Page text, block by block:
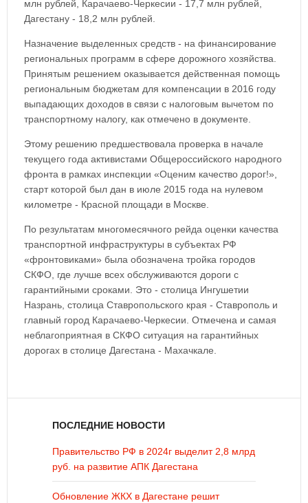
млн рублей, Карачаево-Черкесии - 17,7 млн рублей,
Дагестану - 18,2 млн рублей.
Назначение выделенных средств - на финансирование
региональных программ в сфере дорожного хозяйства.
Принятым решением оказывается действенная помощь
региональным бюджетам для компенсации в 2016 году
выпадающих доходов в связи с налоговым вычетом по
транспортному налогу, как отмечено в документе.
Этому решению предшествовала проверка в начале
текущего года активистами Общероссийского народного
фронта в рамках инспекции «Оценим качество дорог!»,
старт которой был дан в июле 2015 года на нулевом
километре - Красной площади в Москве.
По результатам многомесячного рейда оценки качества
транспортной инфраструктуры в субъектах РФ
«фронтовиками» была обозначена тройка городов
СКФО, где лучше всех обслуживаются дороги с
гарантийными сроками. Это - столица Ингушетии
Назрань, столица Ставропольского края - Ставрополь и
главный город Карачаево-Черкесии. Отмечена и самая
неблагоприятная в СКФО ситуация на гарантийных
дорогах в столице Дагестана - Махачкале.
ПОСЛЕДНИЕ НОВОСТИ
Правительство РФ в 2024г выделит 2,8 млрд
руб. на развитие АПК Дагестана
Обновление ЖКХ в Дагестане решит